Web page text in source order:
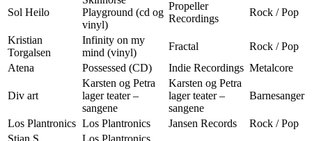
Sol Heilo
Playground (cd og
vinyl)
Propeller
Recordings
Rock / Pop
Kristian
Torgalsen
Infinity on my
mind (vinyl)
Fractal
Rock / Pop
Atena
Possessed (CD) Indie Recordings Metalcore
Div art
Karsten og Petra
lager teater –
sangene
Karsten og Petra
lager teater –
sangene
Barnesanger
Los Plantronics Los Plantronics Jansen Records
Rock / Pop
Stian S.
Los Plantronics